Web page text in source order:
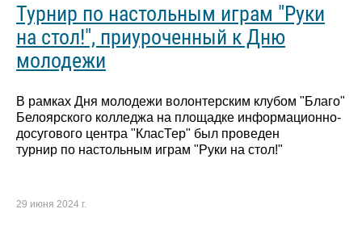
Турнир по настольным играм "Руки
на стол!", приуроченный к Дню
молодежи
В рамках Дня молодежи волонтерским клубом "Благо"
Белоярского колледжа на площадке информационно-
досугового центра "КласТер" был проведен
турнир по настольным играм "Руки на стол!"
29 июня 2024 г.